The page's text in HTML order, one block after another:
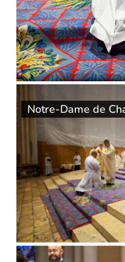
Notre-Dame de